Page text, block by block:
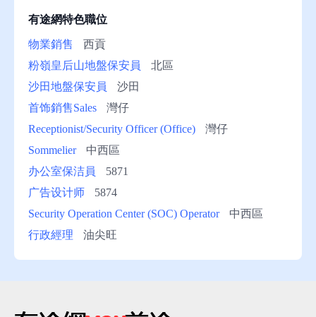
有途網特色職位
物業銷售
西貢
粉嶺皇后山地盤保安員
北區
沙田地盤保安員
沙田
首饰銷售Sales
灣仔
Receptionist/Security Officer (Office)
灣仔
Sommelier
中西區
办公室保洁員
5871
广告设计师
5874
Security Operation Center (SOC) Operator
中西區
行政經理
油尖旺